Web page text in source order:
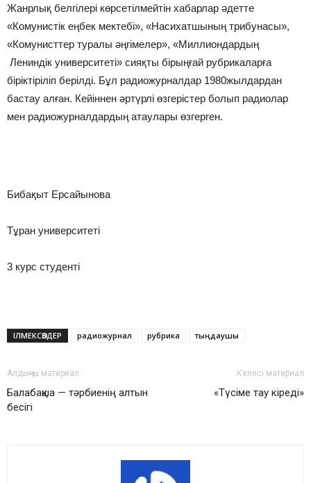
Жанрлық белгілері көрсетілмейтін хабарлар әдетте
«Комунистік еңбек мектебі», «Насихатшының трибунасы»,
«Комунисттер туралы әңгімелер», «Миллиондардың
Лениндік университеті» сияқты бірыңғай рубрикаларға
біріктіріліп берілді. Бұл радиожурналдар 1980жылдардан
бастау алған. Кейіннен әртүрлі өзгерістер болып радиолар
мен радиожурналдардың атаулары өзгерген.
Бибақыт Ерсайынова
Тұран университеті
3 курс студенті
ІЛМЕКСӨЗДЕР радиожурнал рубрика тыңдаушы
Алдыңғы материал
Балабақша — тәрбиенің алтын
бесігі
Келесі материал
«Түсіме тау кіреді»